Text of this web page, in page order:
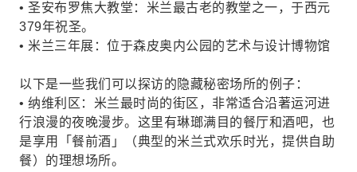
• 圣安布罗焦大教堂：米兰最古老的教堂之一，于西元
379年祝圣。
• 米兰三年展：位于森皮奥内公园的艺术与设计博物馆
以下是一些我们可以探访的隐藏秘密场所的例子：
• 纳维利区：米兰最时尚的街区，非常适合沿著运河进
行浪漫的夜晚漫步。这里有琳瑯满目的餐厅和酒吧，也
是享用「餐前酒」（典型的米兰式欢乐时光，提供自助
餐）的理想场所。